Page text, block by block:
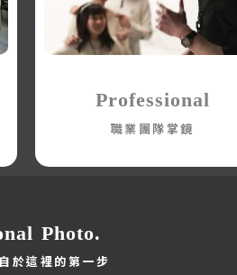
Professional
職業團隊掌鏡
Photo.
於這裡的第一步